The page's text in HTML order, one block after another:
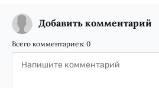
Добавить комментарий
Всего комментариев: 0